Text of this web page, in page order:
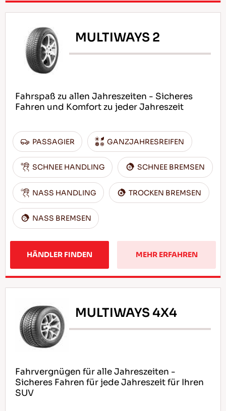
MULTIWAYS 2
Fahrspaß zu allen Jahreszeiten - Sicheres
Fahren und Komfort zu jeder Jahreszeit
PASSAGIER GANZJAHRESREIFEN
SCHNEE HANDLING SCHNEE BREMSEN
NASS HANDLING TROCKEN BREMSEN
NASS BREMSEN
HÄNDLER FINDEN MEHR ERFAHREN
MULTIWAYS 4X4
Fahrvergnügen für alle Jahreszeiten -
Sicheres Fahren für jede Jahreszeit für Ihren
SUV